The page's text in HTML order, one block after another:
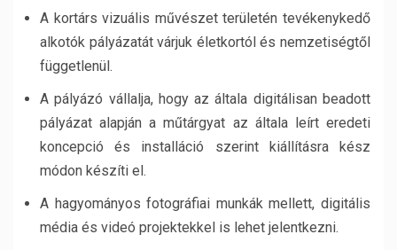
A kortárs vizuális művészet területén tevékenykedő
alkotók pályázatát várjuk életkortól és nemzetiségtől
függetlenül.
A pályázó vállalja, hogy az általa digitálisan beadott
pályázat alapján a műtárgyat az általa leírt eredeti
koncepció és installáció szerint kiállításra kész
módon készíti el.
A hagyományos fotográfiai munkák mellett, digitális
média és videó projektekkel is lehet jelentkezni.